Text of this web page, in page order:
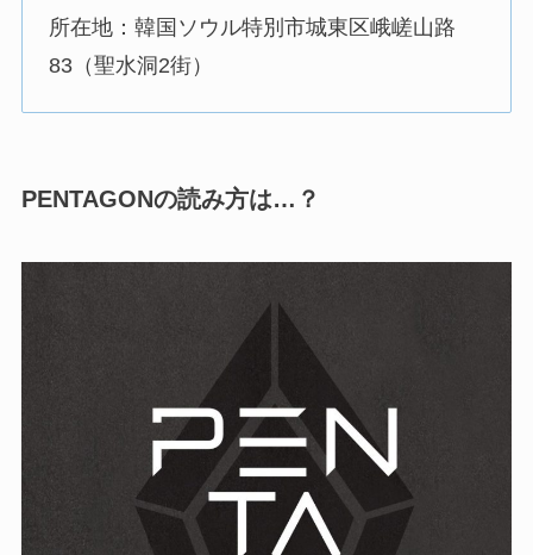
所在地：韓国ソウル特別市城東区峨嵯山路
83（聖水洞2街）
PENTAGONの読み方は…？